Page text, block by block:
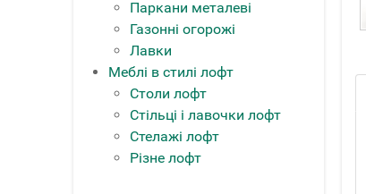
Паркани металеві
Газонні огорожі
Лавки
Меблі в стилі лофт
Столи лофт
Стільці і лавочки лофт
Стелажі лофт
Різне лофт